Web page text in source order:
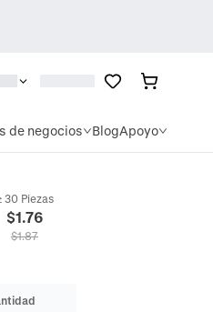
de negocios BlogApoyo
30 Piezas
$1.76
$1.87